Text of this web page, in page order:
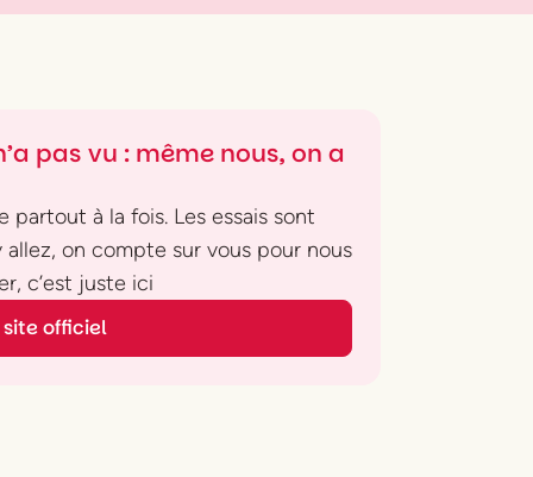
pas vu : même nous, on a
à la fois. Les essais sont
on compte sur vous pour nous
c’est juste ici
site officiel